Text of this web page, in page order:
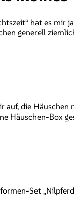
hat es mir
generell
auf, die
Häuschen-Box
Set